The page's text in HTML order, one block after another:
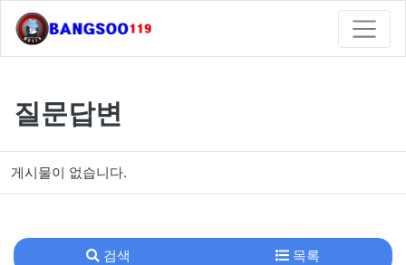
질문답변
게시물이 없습니다.
검색 목록